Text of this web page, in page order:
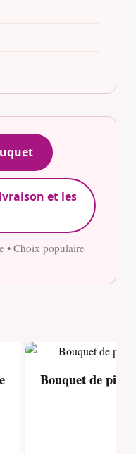
et les
• Choix populaire
Bouquet de